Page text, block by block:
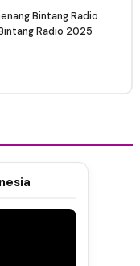
Bintang Radio
Radio 2025